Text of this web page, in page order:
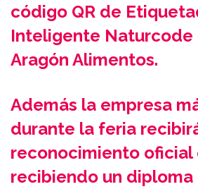
código QR de
Inteligente Naturcode
Aragón Alimentos.
Además la empresa
durante la feria
reconocimiento oficial
recibiendo un diploma